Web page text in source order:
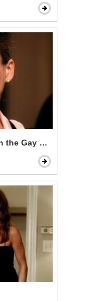
the Gay Thing